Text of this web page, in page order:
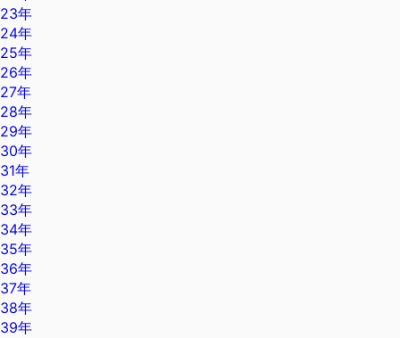
23年
24年
25年
26年
27年
28年
29年
30年
31年
32年
33年
34年
35年
36年
37年
38年
39年